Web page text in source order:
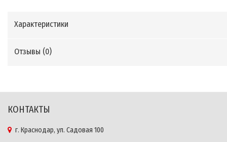
Характеристики
Отзывы (0)
КОНТАКТЫ
г. Краснодар, ул. Садовая 100